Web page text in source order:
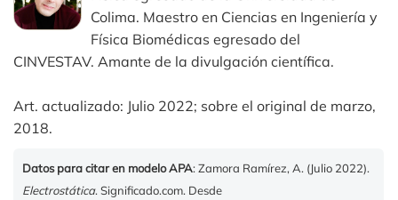
Colima. Maestro en Ciencias en Ingeniería y
Física Biomédicas egresado del
CINVESTAV. Amante de la divulgación científica.
Art. actualizado: Julio 2022; sobre el original de marzo,
2018.
Datos para citar en modelo APA: Zamora Ramírez, A. (Julio 2022).
Electrostática. Significado.com. Desde